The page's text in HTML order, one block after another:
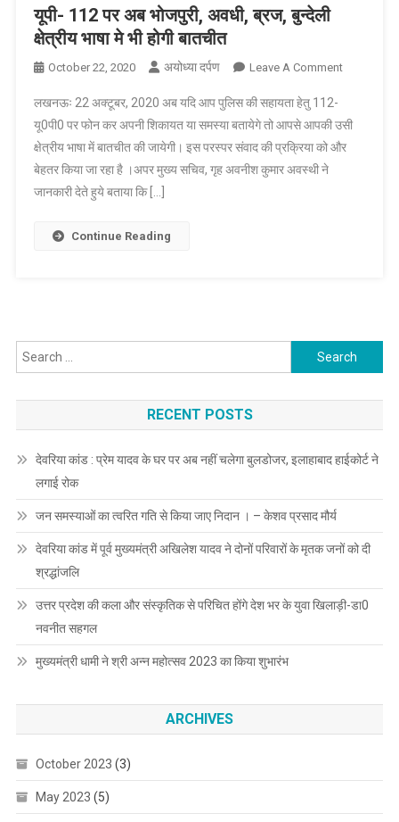
यूपी- 112 पर अब भोजपुरी, अवधी, ब्रज, बुन्देली
क्षेत्रीय भाषा मे भी होगी बातचीत
October 22, 2020 अयोध्या दर्पण Leave A CommentOn
पर
अब
बातचीत
लखनऊः 22 अक्टूबर, 2020 अब यदि आप पुलिस की सहायता हेतु 112-
यू0पी0 पर फोन कर अपनी शिकायत या समस्या बतायेगे तो आपसे आपकी उसी
क्षेत्रीय भाषा में बातचीत की जायेगी। इस परस्पर संवाद की प्रक्रिया को और
बेहतर किया जा रहा है ।अपर मुख्य सचिव, गृह अवनीश कुमार अवस्थी ने
जानकारी देते हुये बताया कि […]
Continue Reading
Search
for:
RECENT POSTS
देवरिया कांड : प्रेम यादव के घर पर अब नहीं चलेगा बुलडोजर, इलाहाबाद हाईकोर्ट ने
लगाई रोक
जन समस्याओं का त्वरित गति से किया जाए निदान । – केशव प्रसाद मौर्य
देवरिया कांड में पूर्व मुख्यमंत्री अखिलेश यादव ने दोनों परिवारों के मृतक जनों को दी
श्रद्धांजलि
उत्तर प्रदेश की कला और संस्कृतिक से परिचित होंगे देश भर के युवा खिलाड़ी-डा0
नवनीत सहगल
मुख्यमंत्री धामी ने श्री अन्न महोत्सव 2023 का किया शुभारंभ
ARCHIVES
October 2023 (3)
May 2023 (5)